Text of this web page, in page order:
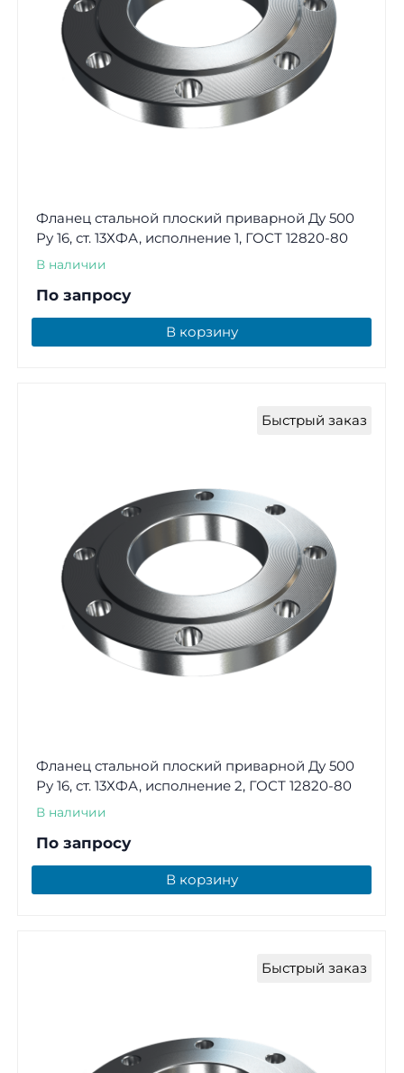
Фланец стальной плоский приварной Ду 500
Ру 16, ст. 13ХФА, исполнение 1, ГОСТ 12820-80
В наличии
По запросу
В корзину
Быстрый заказ
Фланец стальной плоский приварной Ду 500
Ру 16, ст. 13ХФА, исполнение 2, ГОСТ 12820-80
В наличии
По запросу
В корзину
Быстрый заказ